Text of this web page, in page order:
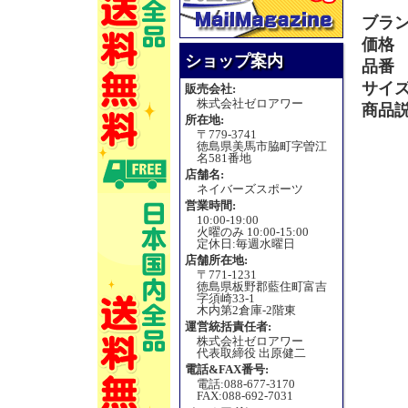
ショップ案内
販売会社:
株式会社ゼロアワー
所在地:
〒779-3741
徳島県美馬市脇町字曽江
名581番地
店舗名:
ネイバーズスポーツ
営業時間:
10:00-19:00
火曜のみ 10:00-15:00
定休日:毎週水曜日
店舗所在地:
〒771-1231
徳島県板野郡藍住町富吉
字須崎33-1
木内第2倉庫-2階東
運営統括責任者:
株式会社ゼロアワー
代表取締役 出原健二
電話&FAX番号:
電話:088-677-3170
FAX:088-692-7031
ブラ
価格
品番
サイ
商品